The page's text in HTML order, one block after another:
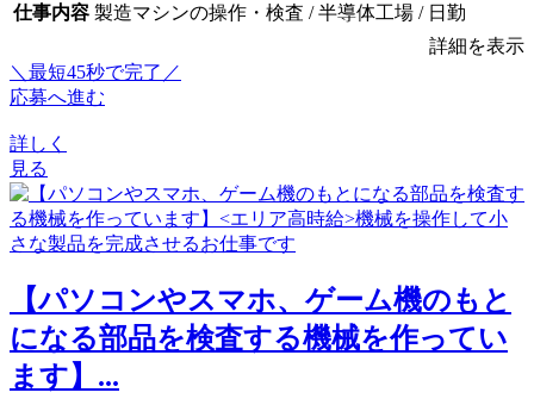
仕事内容 製造マシンの操作・検査 / 半導体工場 / 日勤
詳細を表示
＼最短45秒で完了／
応募へ進む
詳しく
見る
【パソコンやスマホ、ゲーム機のもと
になる部品を検査する機械を作ってい
ます】...